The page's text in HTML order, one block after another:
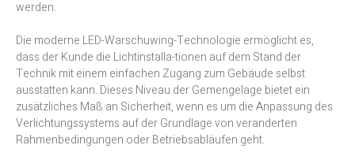
werden.
Die moderne LED-Warschuwing-Technologie ermöglicht es,
dass der Kunde die Lichtinstalla-tionen auf dem Stand der
Technik mit einem einfachen Zugang zum Gebäude selbst
ausstatten kann. Dieses Niveau der Gemengelage bietet ein
zusätzliches Maß an Sicherheit, wenn es um die Anpassung des
Verlichtungssystems auf der Grundlage von veranderten
Rahmenbedingungen oder Betriebsabläufen geht.